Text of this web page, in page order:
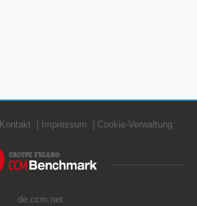
Kontakt Impressum Cookie-Verwaltung
de.ccm.net